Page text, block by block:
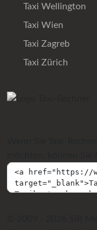
Taxi Wellington
Taxi Wien
Taxi Zagreb
Taxi Zürich